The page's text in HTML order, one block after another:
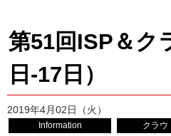
第51回ISP＆ク
日-17日）
2019年4月02日（火）
Information クラウ